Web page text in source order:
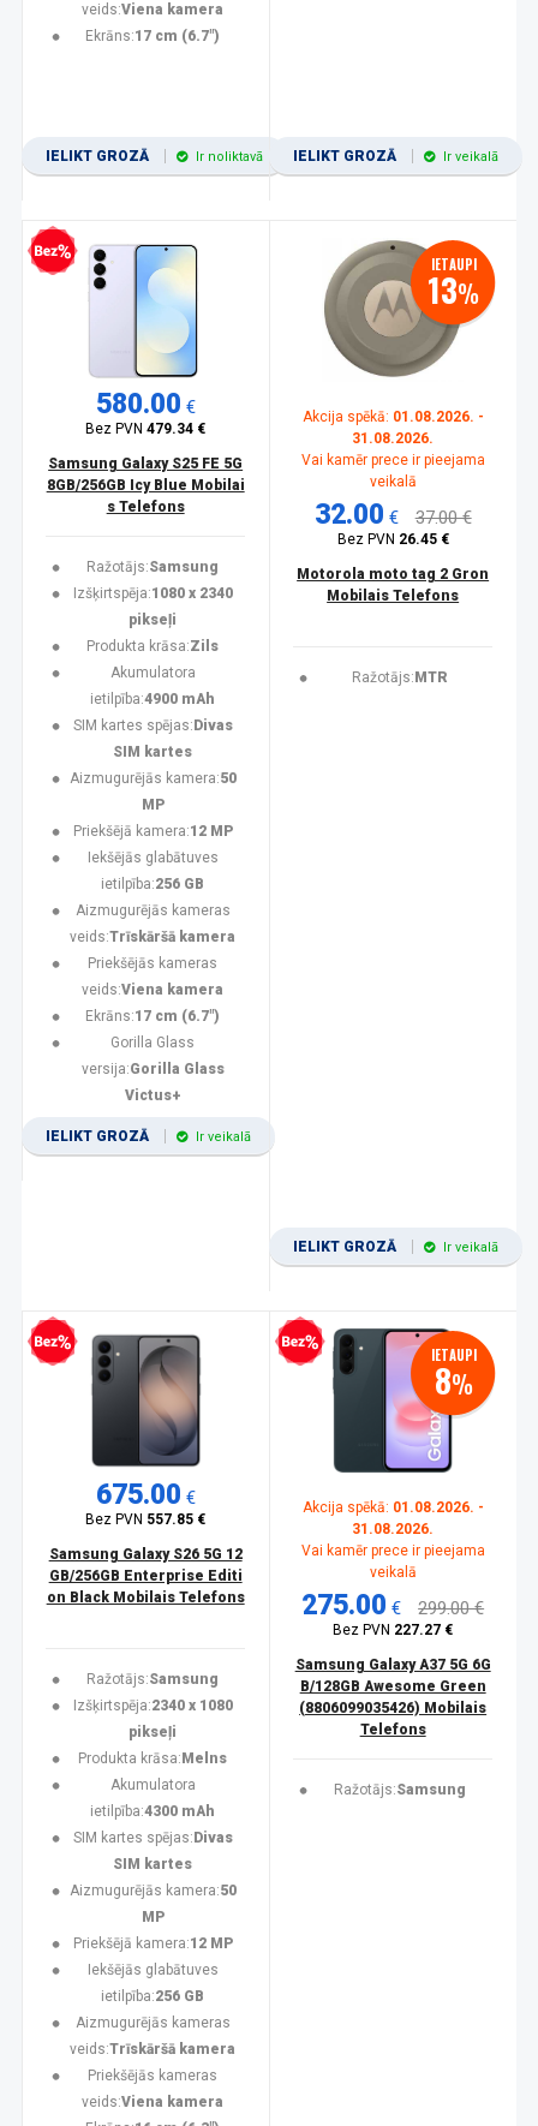
veids:Viena kamera
Ekrāns:17 cm (6.7")
IELIKT GROZĀ Ir noliktavā IELIKT GROZĀ Ir veikalā
kredīts
580.00 €
Bez PVN479.34 €
Samsung Galaxy S25 FE 5G
8GB/256GB Icy Blue Mobilai
s Telefons
Ražotājs:Samsung
Izšķirtspēja:1080 x 2340
pikseļi
Produkta krāsa:Zils
Akumulatora
ietilpība:4900 mAh
SIM kartes spējas: Divas
SIM kartes
Aizmugurējās kamera:50
MP
Priekšējā kamera:12 MP
Iekšējās glabātuves
ietilpība:256 GB
Aizmugurējās kameras
veids:Trīskāršā kamera
Priekšējās kameras
veids:Viena kamera
Ekrāns:17 cm (6.7")
Gorilla Glass
versija:Gorilla Glass
Victus+
IELIKT GROZĀ Ir veikalā
IETAUPI
13%
Akcija spēkā: 01.08.2026. -
31.08.2026.
Vai kamēr prece ir pieejama
veikalā
32.00 € 37.00 €
Bez PVN 26.45 €
Motorola moto tag 2 Gron
Mobilais Telefons
Ražotājs: MTR
IELIKT GROZĀ Ir veikalā
kredīts
675.00 €
Bez PVN 557.85 €
Samsung Galaxy S26 5G 12
GB/256GB Enterprise Editi
on Black Mobilais Telefons
Ražotājs:Samsung
Izšķirtspēja:2340 x 1080
pikseļi
Produkta krāsa: Melns
Akumulatora
ietilpība:4300 mAh
SIM kartes spējas: Divas
SIM kartes
Aizmugurējās kamera:50
MP
Priekšējā kamera:12 MP
Iekšējās glabātuves
ietilpība:256 GB
Aizmugurējās kameras
veids:Trīskāršā kamera
Priekšējās kameras
veids:Viena kamera
Bezprocentu kredīts IETAUPI
8%
Akcija spēkā: 01.08.2026. -
31.08.2026.
Vai kamēr prece ir pieejama
veikalā
275.00 € 299.00 €
Bez PVN 227.27 €
Samsung Galaxy A37 5G 6G
B/128GB Awesome Green
(8806099035426) Mobilais
Telefons
Ražotājs:Samsung